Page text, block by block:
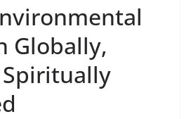
Globally,